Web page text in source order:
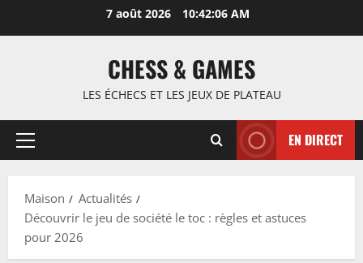
7 août 2026 10:42:07 AM
CHESS & GAMES
LES ÉCHECS ET LES JEUX DE PLATEAU
Menu
EN DIRECT
Maison
Actualités
Découvrir le jeu de société le toc : règles et astuces
pour 2026